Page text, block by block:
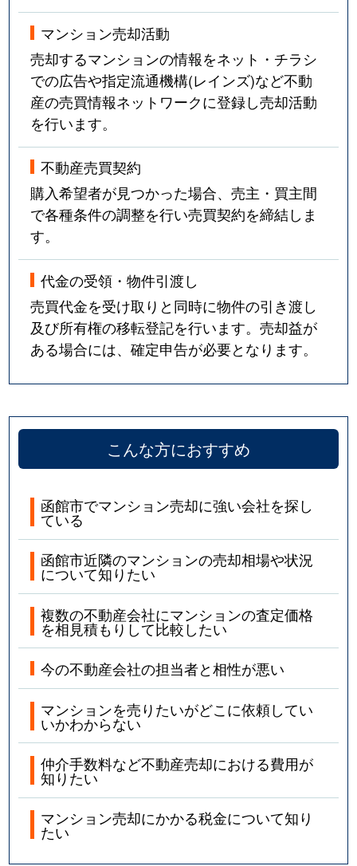
マンション売却活動
売却するマンションの情報をネット・チラシ
での広告や指定流通機構(レインズ)など不動
産の売買情報ネットワークに登録し売却活動
を行います。
不動産売買契約
購入希望者が見つかった場合、売主・買主間
で各種条件の調整を行い売買契約を締結しま
す。
代金の受領・物件引渡し
売買代金を受け取りと同時に物件の引き渡し
及び所有権の移転登記を行います。売却益が
ある場合には、確定申告が必要となります。
こんな方におすすめ
函館市でマンション売却に強い会社を探し
ている
函館市近隣のマンションの売却相場や状況
について知りたい
複数の不動産会社にマンションの査定価格
を相見積もりして比較したい
今の不動産会社の担当者と相性が悪い
マンションを売りたいがどこに依頼してい
いかわからない
仲介手数料など不動産売却における費用が
知りたい
マンション売却にかかる税金について知り
たい